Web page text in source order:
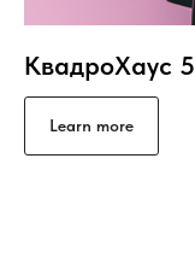
КвадроХаус 5
Learn more